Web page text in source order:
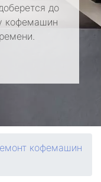
до
кофемашин
кофемашин